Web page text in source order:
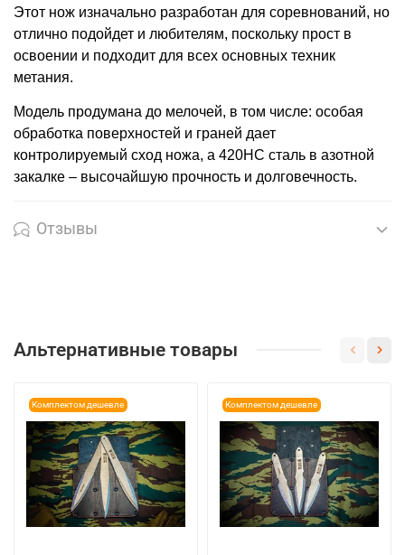
Этот нож изначально разработан для соревнований, но
отлично подойдет и любителям, поскольку прост в
освоении и подходит для всех основных техник
метания.
Модель продумана до мелочей, в том числе: особая
обработка поверхностей и граней дает
контролируемый сход ножа, а 420HC сталь в азотной
закалке – высочайшую прочность и долговечность.
Отзывы
Альтернативные товары
Комплектом дешевле Комплектом дешевле